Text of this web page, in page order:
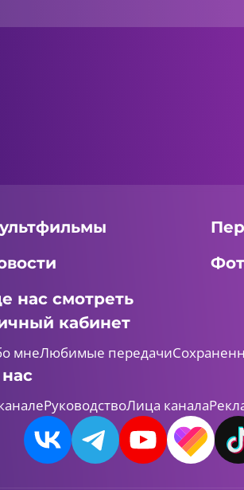
нас смотреть
кабинет
мнеЛюбимые передачи
РуководствоЛица канала